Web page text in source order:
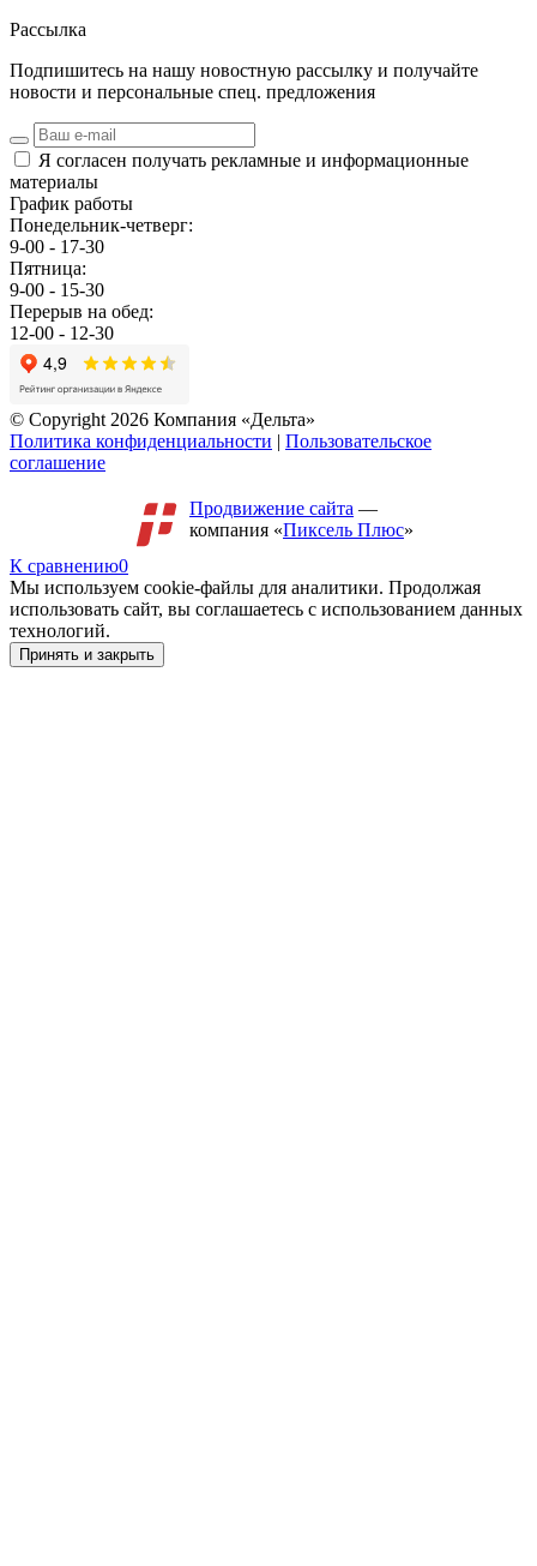
Рассылка
Подпишитесь на нашу новостную рассылку и получайте
новости и персональные спец. предложения
Я согласен получать рекламные и информационные
материалы
График работы
Понедельник-четверг:
9-00 - 17-30
Пятница:
9-00 - 15-30
Перерыв на обед:
12-00 - 12-30
© Copyright 2026 Компания «Дельта»
Политика конфиденциальности | Пользовательское
соглашение
Продвижение сайта —
компания «Пиксель Плюс»
К сравнению0
Мы используем cookie-файлы для аналитики. Продолжая
использовать сайт, вы соглашаетесь с использованием данных
технологий.
Принять и закрыть